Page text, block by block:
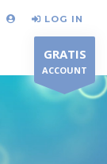
LOG IN
GRATIS
ACCOUNT